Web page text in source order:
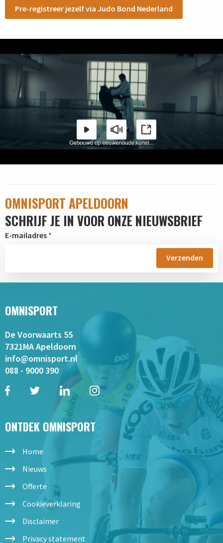
Pre-registreer jezelf via Judo Bond Nederland
Play Mute
Enter
fullscreen
OMNISPORT APELDOORN
SCHRIJF JE IN VOOR ONZE NIEUWSBRIEF
E-mailadres *
OMNISPORT
De Voorwaarts 55
7321MA Apeldoorn
info@omnisport.nl
088 - 9000 390
ONTDEK OMNISPORT
Home
Nieuws
Offerte
Cookieverklaring
Disclaimer
Privacy statement